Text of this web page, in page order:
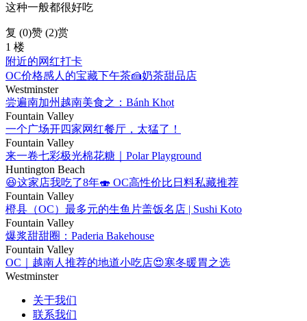
这种一般都很好吃
复 (0)赞 (2)赏
1 楼
附近的网红打卡
OC价格感人的宝藏下午茶🍰奶茶甜品店
Westminster
尝遍南加州越南美食之：Bánh Khọt
Fountain Valley
一个广场开四家网红餐厅，太猛了！
Fountain Valley
来一卷七彩极光棉花糖｜Polar Playground
Huntington Beach
😆这家店我吃了8年🍣 OC高性价比日料私藏推荐
Fountain Valley
橙县（OC）最多元的生鱼片盖饭名店 | Sushi Koto
Fountain Valley
爆浆甜甜圈：Paderia Bakehouse
Fountain Valley
OC｜越南人推荐的地道小吃店😍寒冬暖胃之选
Westminster
关于我们
联系我们